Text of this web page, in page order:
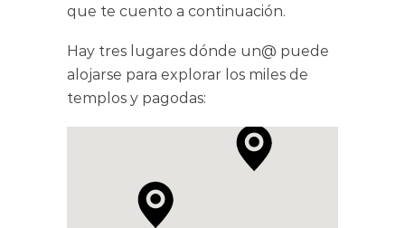
que te cuento a continuación.
Hay tres lugares dónde un@ puede
alojarse para explorar los miles de
templos y pagodas: